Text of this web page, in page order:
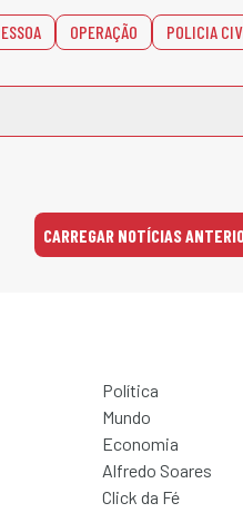
OPERAÇÃO POLICIA
CARREGAR NOTÍCIAS
Política
Mundo
Economia
Alfredo Soares
Click da Fé